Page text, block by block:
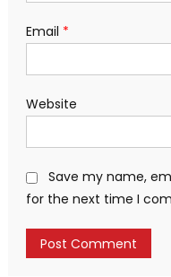
Email *
Website
Save my name,
for the next time I